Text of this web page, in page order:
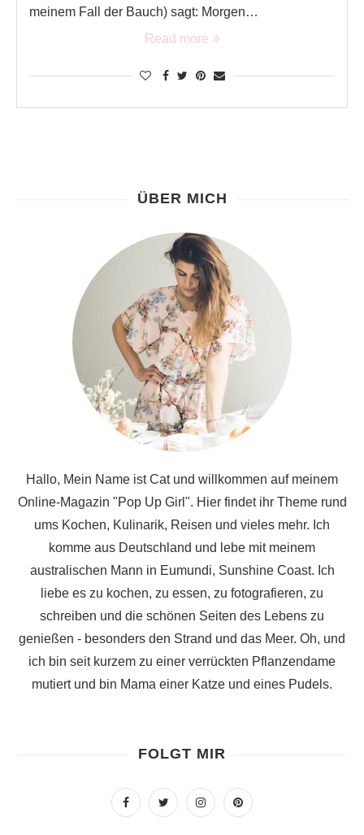
meinem Fall der Bauch) sagt: Morgen…
Read more
ÜBER MICH
Hallo, Mein Name ist Cat und willkommen auf meinem
Online-Magazin "Pop Up Girl". Hier findet ihr Theme rund
ums Kochen, Kulinarik, Reisen und vieles mehr. Ich
komme aus Deutschland und lebe mit meinem
australischen Mann in Eumundi, Sunshine Coast. Ich
liebe es zu kochen, zu essen, zu fotografieren, zu
schreiben und die schönen Seiten des Lebens zu
genießen - besonders den Strand und das Meer. Oh, und
ich bin seit kurzem zu einer verrückten Pflanzendame
mutiert und bin Mama einer Katze und eines Pudels.
FOLGT MIR